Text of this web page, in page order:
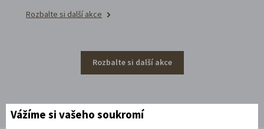
Rozbalte si další akce
Rozbalte si další akce
Vážíme si vašeho soukromí